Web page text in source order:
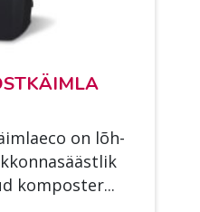
on lõh­
kom­pos­ter...